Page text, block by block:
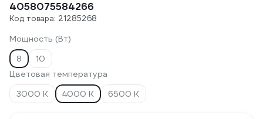
4058075584266
Код товара: 21285268
Мощность (Вт)
8
10
Цветовая температура
3000 К
4000 К 6500 К